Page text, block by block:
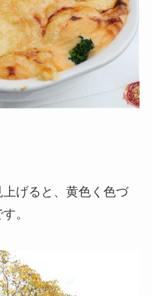
げると、黄色く色づ
。